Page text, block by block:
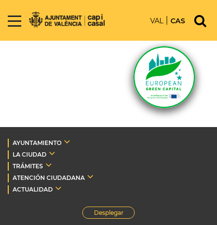
VAL CAS
AYUNTAMIENTO
LA CIUDAD
TRÁMITES
ATENCIÓN CIUDADANA
ACTUALIDAD
Desplegar